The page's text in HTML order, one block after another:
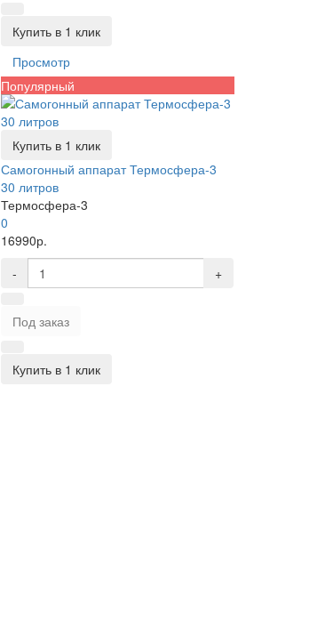
Купить в 1 клик
Просмотр
Популярный
Купить в 1 клик
Самогонный аппарат Термосфера-3
30 литров
Термосфера-3
0
16990р.
-
+
Под заказ
Купить в 1 клик